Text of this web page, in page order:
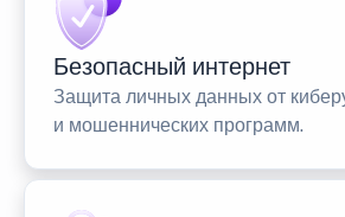
Безопасный интернет
Защита личных данных от
и мошеннических программ.